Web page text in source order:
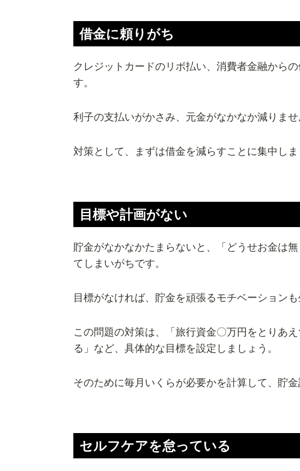
借金に頼りがち
クレジットカードのリボ払い、消費者金融から
す。
利子の支払いがかさみ、元金がなかなか減りませ
対策として、まずは借金を減らすことに集中しま
目標や計画がない
貯金がなかなかたまらないと、「どうせお金は
てしまいがちです。
目標がなければ、貯金を頑張るモチベーションも
この問題の対策は、「旅行資金〇万円をとりあ
る」など、具体的な目標を設定しましょう。
そのために毎月いくらが必要かを計算して、貯金
セルフケアを怠っている